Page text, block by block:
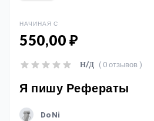
НАЧИНАЯ С
550,00 ₽
Я пишу Рефераты
DoNi
Н/Д ( 0 отзывов )